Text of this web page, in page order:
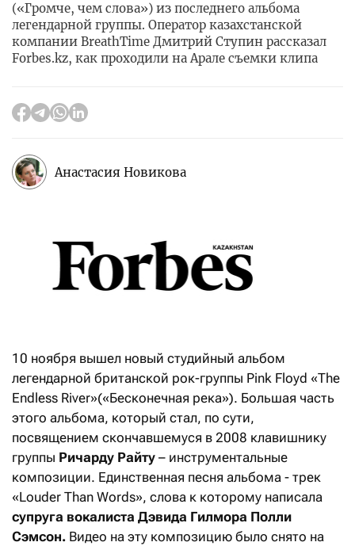
(«Громче, чем слова») из последнего альбома
легендарной группы. Оператор казахстанской
компании BreathTime Дмитрий Ступин рассказал
Forbes.kz, как проходили на Арале съемки клипа
Анастасия Новикова
10 ноября вышел новый студийный альбом
легендарной британской рок-группы Pink Floyd «The
Endless River»(«Бесконечная река»). Большая часть
этого альбома, который стал, по сути,
посвящением скончавшемуся в 2008 клавишнику
группы Ричарду Райту – инструментальные
композиции. Единственная песня альбома - трек
«Louder Than Words», слова к которому написала
супруга вокалиста Дэвида Гилмора Полли
Сэмсон. Видео на эту композицию было снято на